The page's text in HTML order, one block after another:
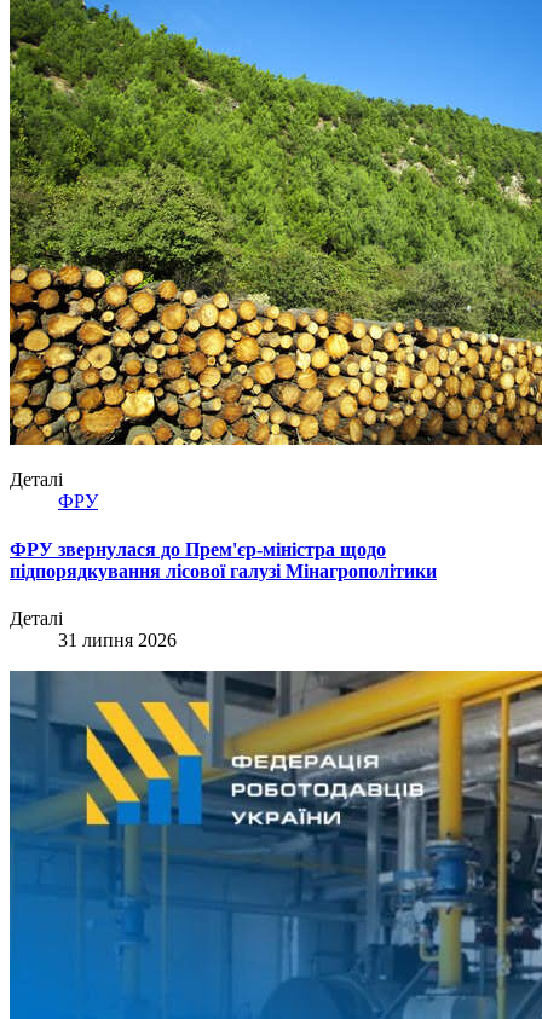
Деталі
ФРУ
ФРУ звернулася до Прем'єр-міністра щодо
підпорядкування лісової галузі Мінагрополітики
Деталі
31 липня 2026